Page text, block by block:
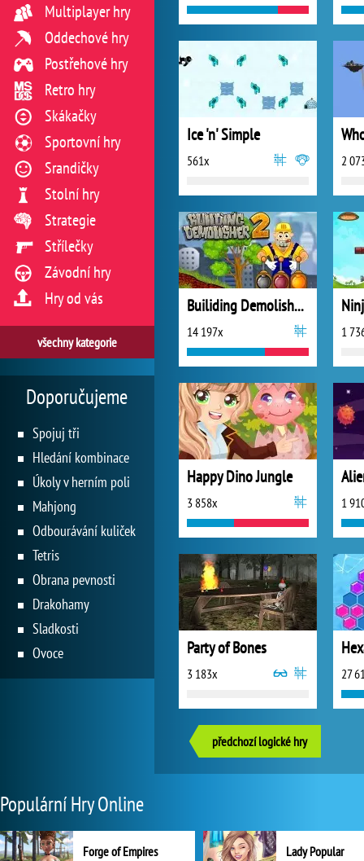
Ice 'n' Simple
561x 2
Builiding Demolisher 2
14 197x 1
Happy Dino Jungle
3 858x 1
Party of Bones
3 183x 27
předchozí logické hry
Multiplayer hry
Oddechové hry
Postřehové hry
Retro hry
Skákačky
Sportovní hry
Srandičky
Stolní hry
Strategie
Střílečky
Závodní hry
Hry od vás
všechny kategorie
Doporučujeme
Spojuj tři
Hledání kombinace
Úkoly v herním poli
Mahjong
Odbourávání kuliček
Tetris
Obrana pevnosti
Drakohamy
Sladkosti
Ovoce
Populární Hry Online
Forge of Empires Lady Popular